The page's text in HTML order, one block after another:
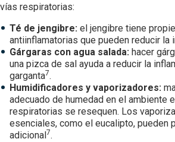
vías respiratorias:
Té de jengibre: el jengibre tiene
antiinflamatorias que pueden reducir la
Gárgaras con agua salada: hacer
una pizca de sal ayuda a reducir la
garganta7.
Humidificadores y vaporizadores:
adecuado de humedad en el ambiente
respiratorias se resequen. Los
esenciales, como el eucalipto, pueden
adicional7.